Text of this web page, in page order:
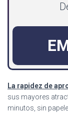
La rapidez de
sus mayores
minutos, sin